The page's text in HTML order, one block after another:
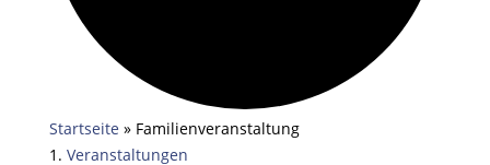
Startseite » Familienveranstaltung
Veranstaltungen